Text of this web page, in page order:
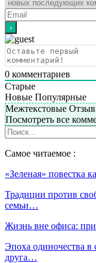
0 комментариев
Старые
Новые Популярные
Межтекстовые
Посмотреть все
Самое читаемое :
«Зеленая» повестка
Традиции против
семьи…
Жизнь вне офиса:
Эпоха одиночества в
друга…